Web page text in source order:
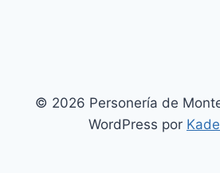
© 2026 Personería de
WordPress por